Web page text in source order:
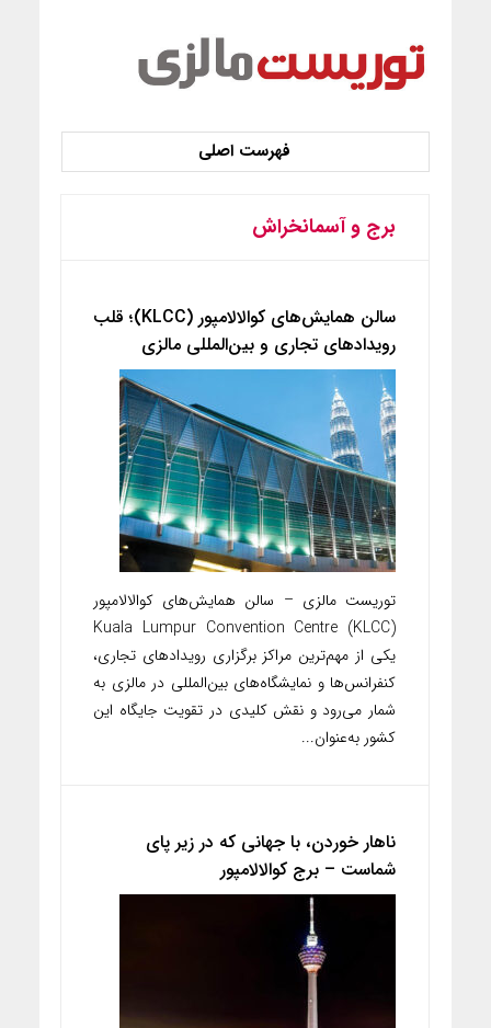
برج و آسمانخراش
سالن همایش‌های کوالالامپور (KLCC)؛ قلب
رویدادهای تجاری و بین‌المللی مالزی
توریست مالزی – سالن همایش‌های کوالالامپور
Kuala Lumpur Convention Centre (KLCC)
یکی از مهم‌ترین مراکز برگزاری رویدادهای تجاری،
کنفرانس‌ها و نمایشگاه‌های بین‌المللی در مالزی به
شمار می‌رود و نقش کلیدی در تقویت جایگاه این
کشور به‌عنوان...
ناهار خوردن، با جهانی که در زیر پای
شماست – برج کوالالامپور